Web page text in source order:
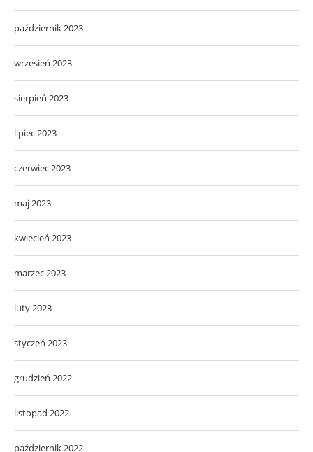
październik 2023
wrzesień 2023
sierpień 2023
lipiec 2023
czerwiec 2023
maj 2023
kwiecień 2023
marzec 2023
luty 2023
styczeń 2023
grudzień 2022
listopad 2022
październik 2022